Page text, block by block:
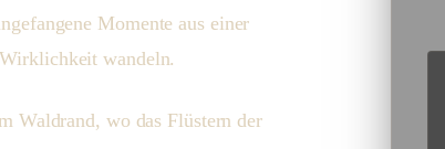
Momente aus einer
wandeln.
Waldrand, wo das Flüstern der